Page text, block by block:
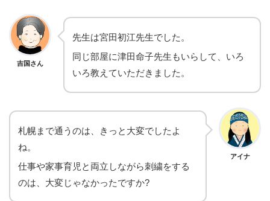
吉国さん
先生は宮田初江先生でした。
同じ部屋に津田命子先生もいらして、いろ
いろ教えていただきました。
アイナ
札幌まで通うのは、きっと大変でしたよ
ね。
仕事や家事育児と両立しながら刺繍をする
のは、大変じゃなかったですか?